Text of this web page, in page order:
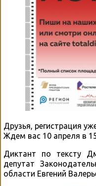
Друзья, регистрация
Ждем вас 10 апреля в
Диктант по тексту
депутат
области Евгений